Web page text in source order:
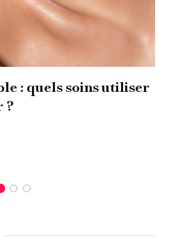
: quels soins utiliser
?